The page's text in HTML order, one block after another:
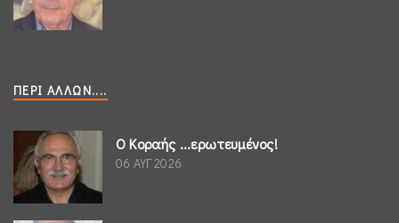
ΠΕΡΊ ΆΛΛΩΝ....
Ο Κοραής ...ερωτευμένος!
06 ΑΥΓ 2026